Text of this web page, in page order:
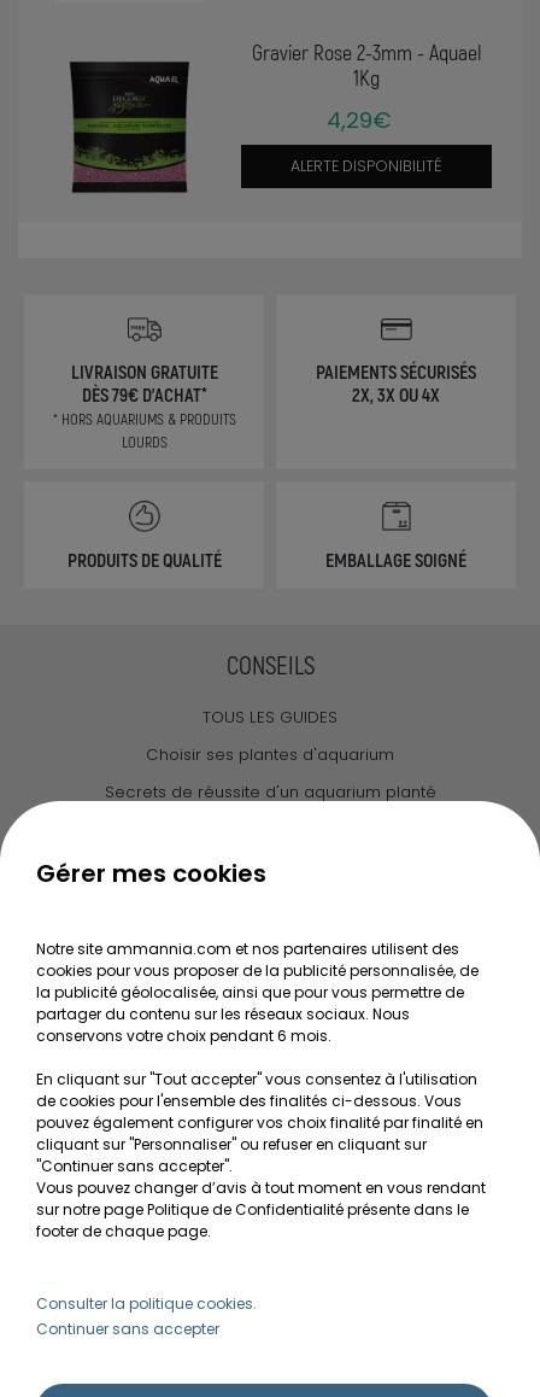
Gravier Rose 2-3mm - Aquael
1Kg
4,29€
ALERTE DISPONIBILITÉ
LIVRAISON GRATUITE
DÈS 79€ D'ACHAT*
* HORS AQUARIUMS & PRODUITS
LOURDS
PAIEMENTS SÉCURISÉS
2X, 3X OU 4X
PRODUITS DE QUALITÉ EMBALLAGE SOIGNÉ
CONSEILS
TOUS LES GUIDES
Choisir ses plantes d'aquarium
Secrets de réussite d'un aquarium planté
Le journal d'Ammannia
Recherche de Notices de produits
Mentions légales
Conditions générales de vente
RGPD
MON COMPTE
Avantages
Créer un compte client
Besoin d'aide ?
Gérer mes cookies
Notre site ammannia.com et nos partenaires utilisent des
cookies pour vous proposer de la publicité personnalisée, de
la publicité géolocalisée, ainsi que pour vous permettre de
partager du contenu sur les réseaux sociaux. Nous
conservons votre choix pendant 6 mois.
En cliquant sur "Tout accepter" vous consentez à l'utilisation
de cookies pour l'ensemble des finalités ci-dessous. Vous
pouvez également configurer vos choix finalité par finalité en
cliquant sur "Personnaliser" ou refuser en cliquant sur
"Continuer sans accepter".
Vous pouvez changer d’avis à tout moment en vous rendant
sur notre page Politique de Confidentialité présente dans le
footer de chaque page.
Consulter la politique cookies.
Continuer sans accepter